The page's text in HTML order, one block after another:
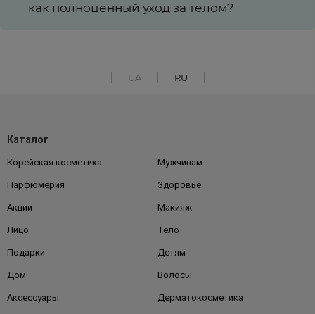
как полноценный уход за телом?
UA RU
Каталог
Корейская косметика Мужчинам
Парфюмерия Здоровье
Акции Макияж
Лицо Тело
Подарки Детям
Дом Волосы
Аксессуары Дерматокосметика